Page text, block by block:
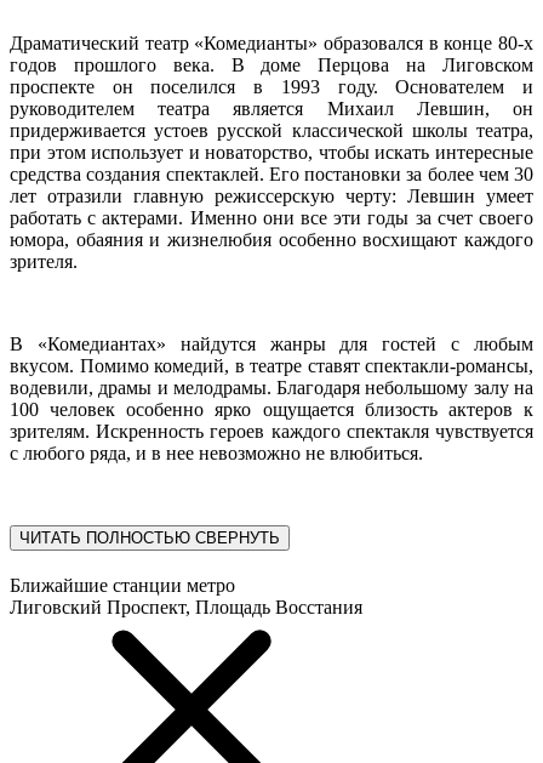
Драматический театр «Комедианты» образовался в конце 80-х
годов прошлого века. В доме Перцова на Лиговском
проспекте он поселился в 1993 году. Основателем и
руководителем театра является Михаил Левшин, он
придерживается устоев русской классической школы театра,
при этом использует и новаторство, чтобы искать интересные
средства создания спектаклей. Его постановки за более чем 30
лет отразили главную режиссерскую черту: Левшин умеет
работать с актерами. Именно они все эти годы за счет своего
юмора, обаяния и жизнелюбия особенно восхищают каждого
зрителя.
В «Комедиантах» найдутся жанры для гостей с любым
вкусом. Помимо комедий, в театре ставят спектакли-романсы,
водевили, драмы и мелодрамы. Благодаря небольшому залу на
100 человек особенно ярко ощущается близость актеров к
зрителям. Искренность героев каждого спектакля чувствуется
с любого ряда, и в нее невозможно не влюбиться.
ЧИТАТЬ ПОЛНОСТЬЮ СВЕРНУТЬ
Ближайшие станции метро
Лиговский Проспект, Площадь Восстания